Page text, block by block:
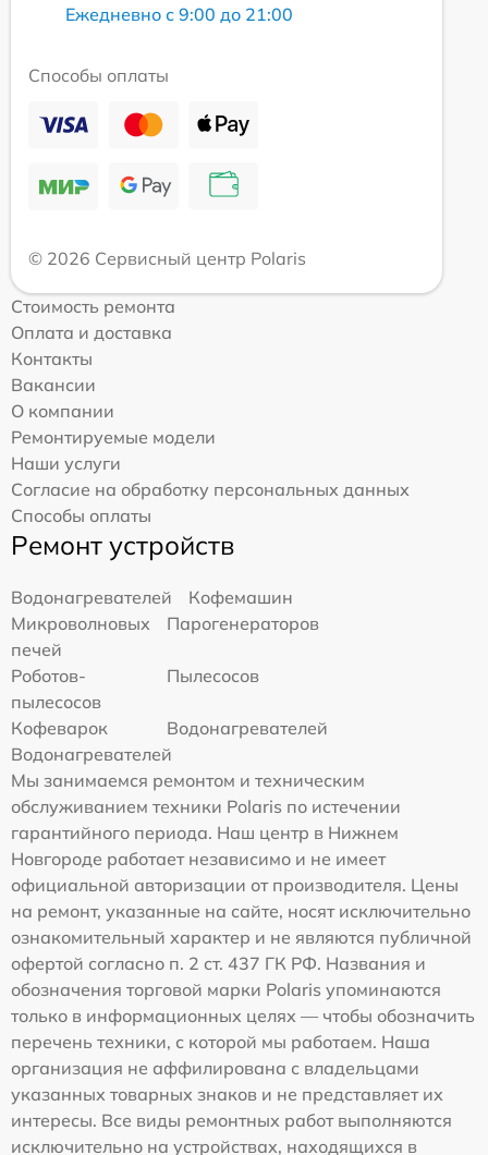
Ежедневно с 9:00 до 21:00
Способы оплаты
© 2026 Сервисный центр Polaris
Стоимость ремонта
Оплата и доставка
Контакты
Вакансии
О компании
Ремонтируемые модели
Наши услуги
Согласие на обработку персональных данных
Способы оплаты
Ремонт устройств
Водонагревателей
Кофемашин
Микроволновых
печей
Парогенераторов
Роботов-
пылесосов
Пылесосов
Кофеварок
Водонагревателей
Водонагревателей
Мы занимаемся ремонтом и техническим
обслуживанием техники Polaris по истечении
гарантийного периода. Наш центр в Нижнем
Новгороде работает независимо и не имеет
официальной авторизации от производителя. Цены
на ремонт, указанные на сайте, носят исключительно
ознакомительный характер и не являются публичной
офертой согласно п. 2 ст. 437 ГК РФ. Названия и
обозначения торговой марки Polaris упоминаются
только в информационных целях — чтобы обозначить
перечень техники, с которой мы работаем. Наша
организация не аффилирована с владельцами
указанных товарных знаков и не представляет их
интересы. Все виды ремонтных работ выполняются
исключительно на устройствах, находящихся в